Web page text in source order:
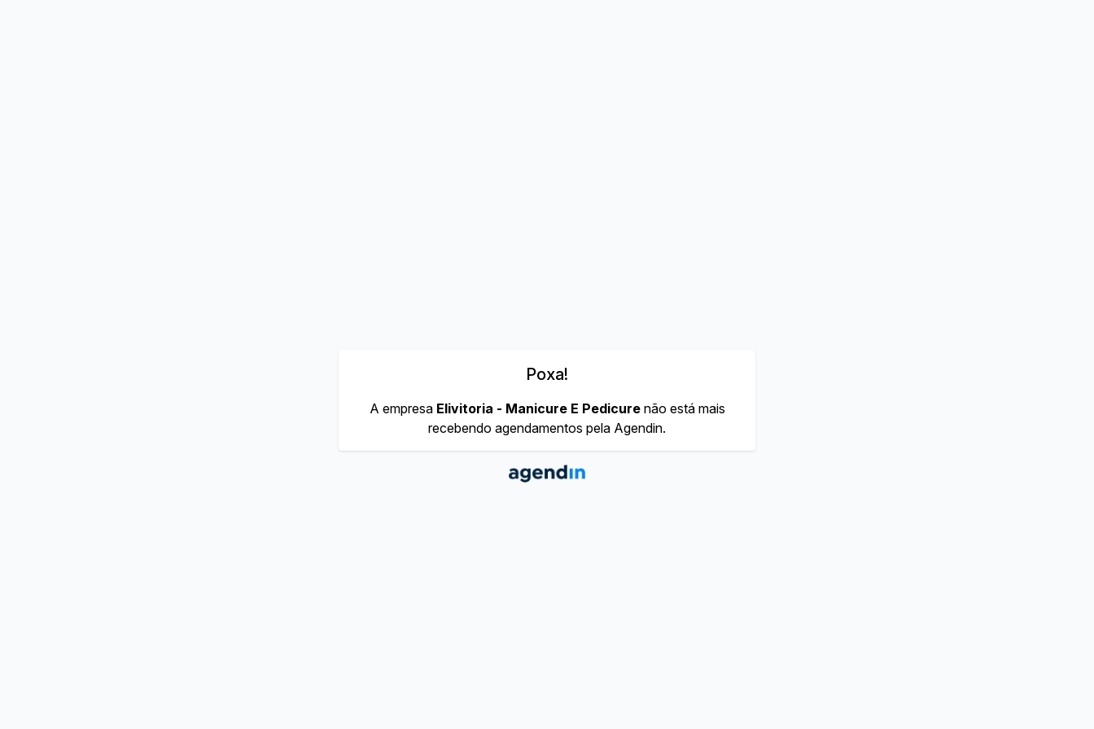
Poxa!
A empresa Elivitoria - Manicure E Pedicurenão está mais
recebendo agendamentos pela Agendin.